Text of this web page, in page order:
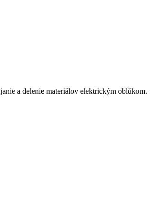
a delenie materiálov elektrickým oblúkom.